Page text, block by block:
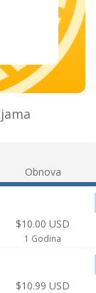
Obnova
$10.00 USD
1 Godina
$10.99 USD